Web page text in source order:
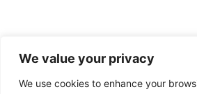
We value your privacy
We use cookies to enhance your